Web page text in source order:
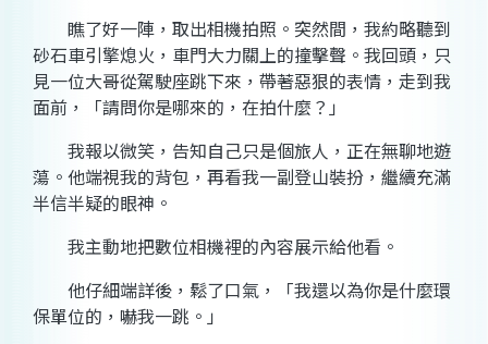
瞧了好一陣，取出相機拍照。突然間，我約略聽到
砂石車引擎熄火，車門大力關上的撞擊聲。我回頭，只
見一位大哥從駕駛座跳下來，帶著惡狠的表情，走到我
面前，「請問你是哪來的，在拍什麼？」
我報以微笑，告知自己只是個旅人，正在無聊地遊
蕩。他端視我的背包，再看我一副登山裝扮，繼續充滿
半信半疑的眼神。
我主動地把數位相機裡的內容展示給他看。
他仔細端詳後，鬆了口氣，「我還以為你是什麼環
保單位的，嚇我一跳。」